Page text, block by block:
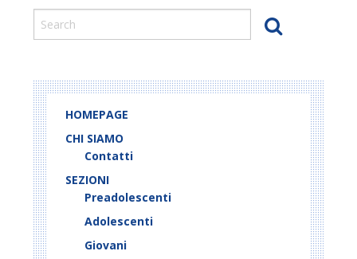
HOMEPAGE
CHI SIAMO
Contatti
SEZIONI
Preadolescenti
Adolescenti
Giovani